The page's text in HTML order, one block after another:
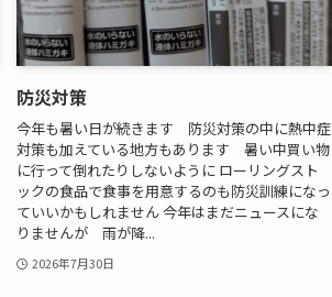
防災対策
今年も暑い日が続きます 防災対策の中に熱中症
対策も加えている地方もあります 暑い中買い物
に行って倒れたりしないように ローリングスト
ックの食品で食事を用意するのも防災訓練になっ
ていいかもしれません 今年はまだニュースにな
りませんが 雨が降...
2026年7月30日